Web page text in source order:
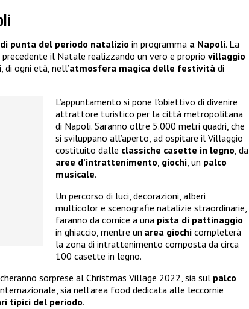
punta del periodo natalizio in programma a Napoli. La
il Natale realizzando un vero e proprio villaggio
ogni età, nell’atmosfera magica delle festività di
L’appuntamento si pone l’obiettivo di divenire
attrattore turistico per la città metropolitana
di Napoli. Saranno oltre 5.000 metri quadri, che
si sviluppano all’aperto, ad ospitare il Villaggio
costituito dalle classiche casette in legno, da
aree d’intrattenimento, giochi, un palco
musicale.
Un percorso di luci, decorazioni, alberi
multicolor e scenografie natalizie straordinarie,
faranno da cornice a una pista di pattinaggio
in ghiaccio, mentre un’area giochi completerà
la zona di intrattenimento composta da circa
100 casette in legno.
sorprese al Christmas Village 2022, sia sul palco
sia nell’area food dedicata alle leccornie
tipici del periodo.